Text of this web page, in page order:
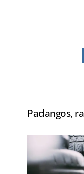
Padangos,